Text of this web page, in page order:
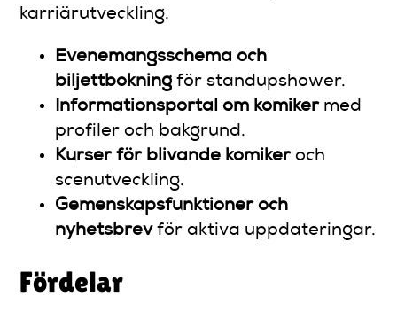
karriärutveckling.
Evenemangsschema och
biljettbokning för standupshower.
Informationsportal om komikermed
profiler och bakgrund.
Kurser för blivande komikeroch
scenutveckling.
Gemenskapsfunktioner och
nyhetsbrevför aktiva uppdateringar.
Fördelar